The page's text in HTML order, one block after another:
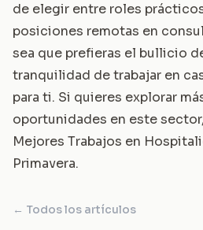
de elegir entre roles
posiciones remotas en
sea que prefieras el bullicio
tranquilidad de trabajar en
para ti. Si quieres explorar
oportunidades en este
Mejores Trabajos en
Primavera.
← Todos los artículos